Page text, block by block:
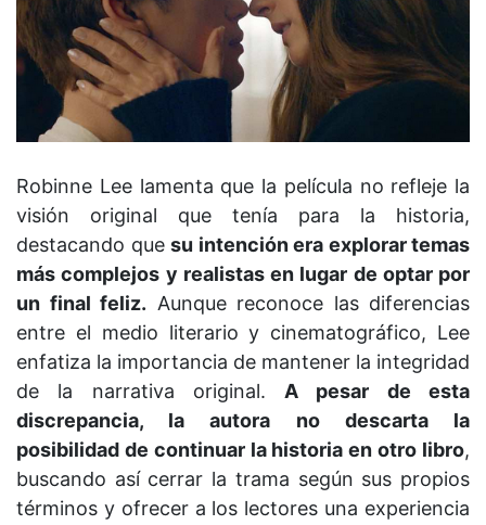
Robinne Lee lamenta que la película no refleje la
visión original que tenía para la historia,
destacando que su intención era explorar temas
más complejos y realistas en lugar de optar por
un final feliz. Aunque reconoce las diferencias
entre el medio literario y cinematográfico, Lee
enfatiza la importancia de mantener la integridad
de la narrativa original. A pesar de esta
discrepancia, la autora no descarta la
posibilidad de continuar la historia en otro libro,
buscando así cerrar la trama según sus propios
términos y ofrecer a los lectores una experiencia